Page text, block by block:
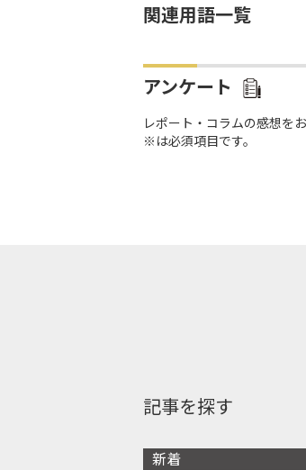
関連用語一覧
アンケート
レポート・コラムの感想を
※は必須項目です。
記事を探す
新着